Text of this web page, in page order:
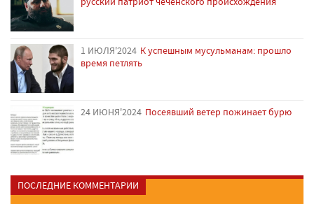
1 ИЮЛЯ'2024 К успешным мусульманам: прошло
время петлять
24 ИЮНЯ'2024 Посеявший ветер пожинает бурю
ПОСЛЕДНИЕ КОММЕНТАРИИ